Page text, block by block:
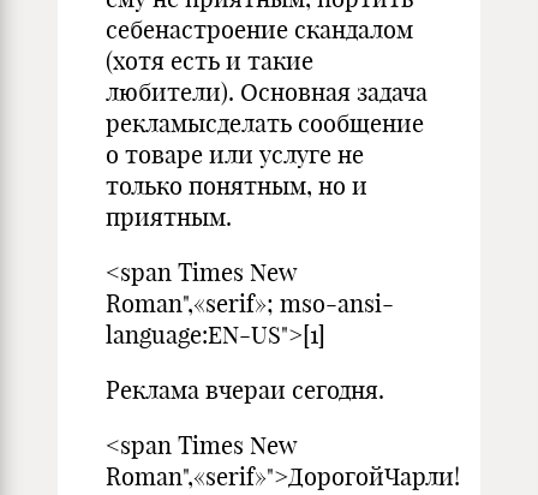
себенастроение скандалом
(хотя есть и такие
любители). Основная задача
рекламысделать сообщение
о товаре или услуге не
только понятным, но и
приятным.
<span Times New
Roman",«serif»; mso-ansi-
language:EN-US">[1]
Реклама вчераи сегодня.
<span Times New
Roman",«serif»">ДорогойЧарли!